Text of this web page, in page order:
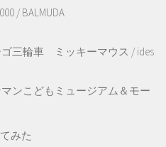
/ BALMUDA
三輪車 ミッキーマウス / ides
ンこどもミュージアム＆モー
みた